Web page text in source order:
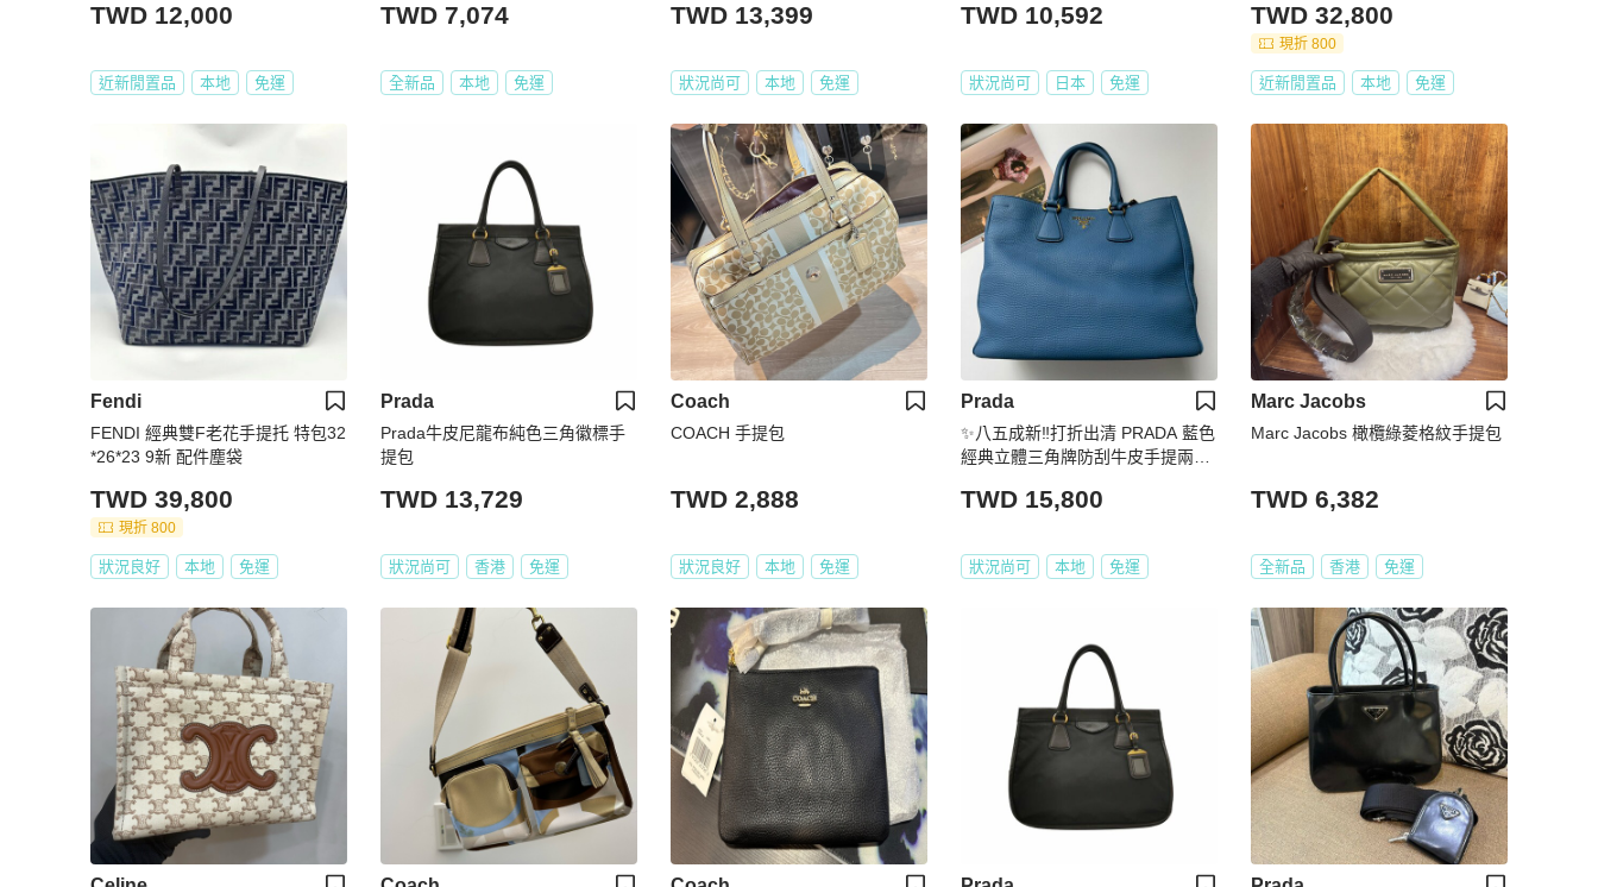
TWD 12,000
近新閒置品 本地 免運
TWD 7,074
全新品 本地 免運
TWD 13,399
狀況尚可 本地 免運
TWD 10,592
狀況尚可 日本 免運
TWD 32,800
現折 800
近新閒置品 本地 免運
Fendi
FENDI 經典雙F老花手提托 特包32
*26*23 9新 配件塵袋
TWD 39,800
現折 800
狀況良好 本地 免運
Prada
Prada牛皮尼龍布純色三角徽標手
提包
TWD 13,729
狀況尚可 香港 免運
Coach
COACH 手提包
TWD 2,888
狀況良好 本地 免運
Prada
✨八五成新‼️打折出清 PRADA 藍色
經典立體三角牌防刮牛皮手提兩用
TWD 15,800
狀況尚可 本地 免運
Marc Jacobs
Marc Jacobs 橄欖綠菱格紋手提包
TWD 6,382
全新品 香港 免運